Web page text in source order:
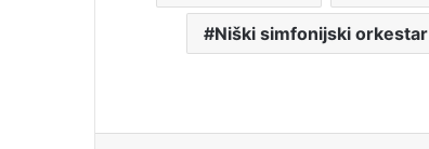
Niški simfonijski orkestar